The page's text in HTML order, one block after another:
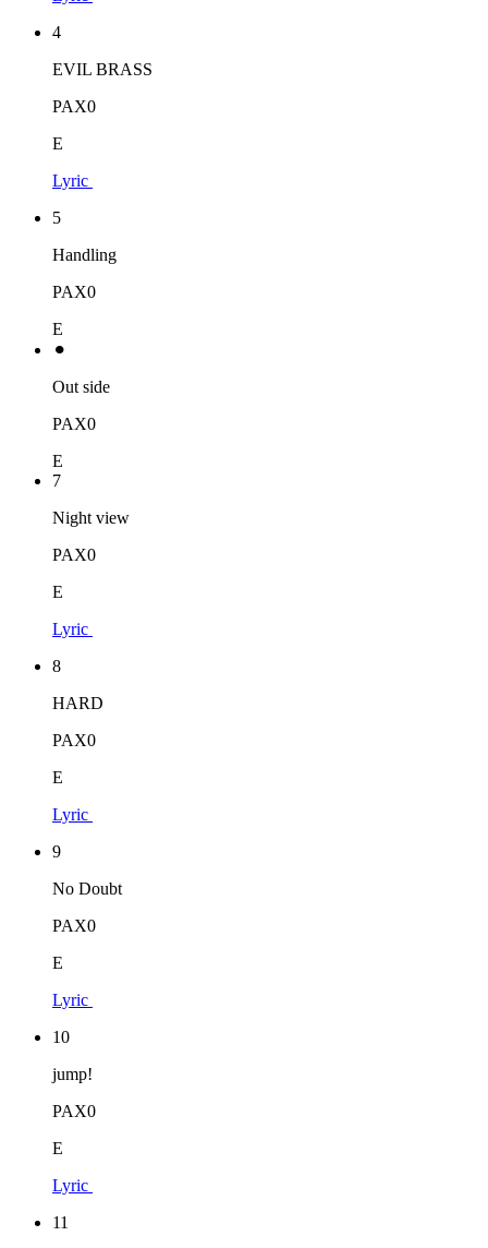
4
EVIL BRASS
PAX0
E
Lyric
5
Handling
PAX0
E
⚫︎
Out side
PAX0
E
7
Night view
PAX0
E
Lyric
8
HARD
PAX0
E
Lyric
9
No Doubt
PAX0
E
Lyric
10
jump!
PAX0
E
Lyric
11